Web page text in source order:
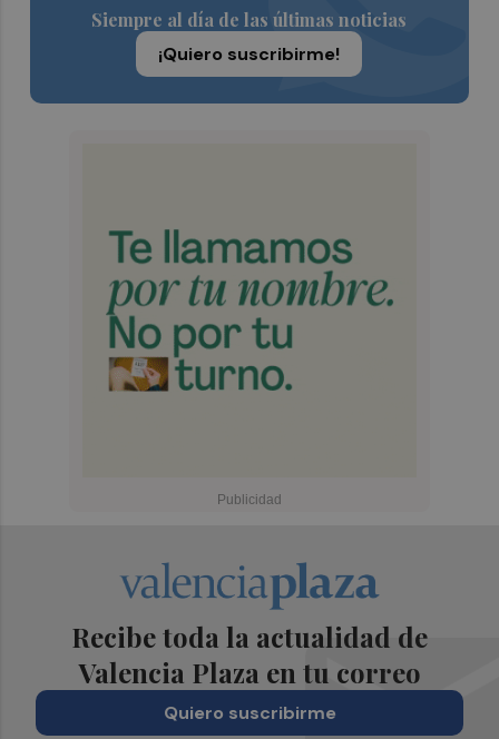
Siempre al día de las últimas noticias
¡Quiero suscribirme!
Recibe toda la actualidad de
Valencia Plaza en tu correo
Quiero suscribirme